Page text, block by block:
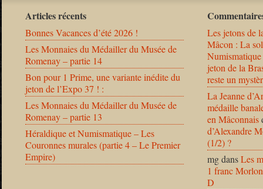
Articles récents
Bonnes Vacances d’été 2026 !
Les Monnaies du Médailler du Musée de
Romenay – partie 14
Bon pour 1 Prime, une variante inédite du
jeton de l’Expo 37 ! :
Les Monnaies du Médailler du Musée de
Romenay – partie 13
Héraldique et Numismatique – Les
Couronnes murales (partie 4 – Le Premier
Empire)
Les jetons de
Mâcon : La
jeton de la
reste un
La Jeanne
médaille
en Mâconnais
d’Alexandre
(1/2) ?
mgdansLes
1 franc
D